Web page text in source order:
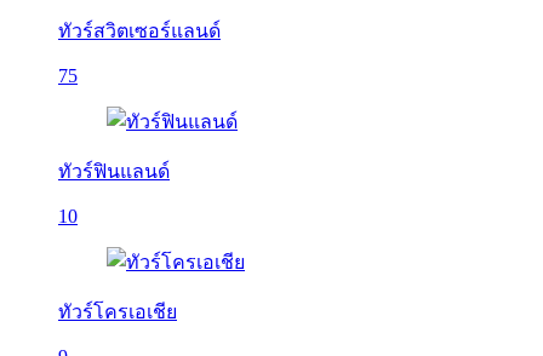
ทัวร์สวิตเซอร์แลนด์
75
ทัวร์ฟินแลนด์
10
ทัวร์โครเอเชีย